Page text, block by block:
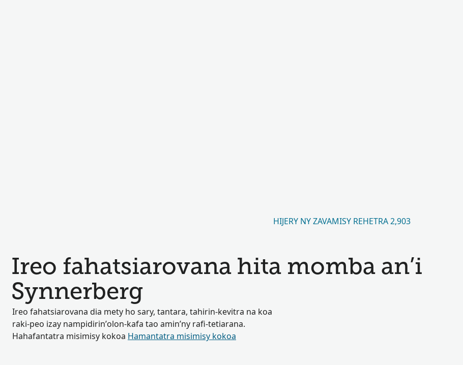
HIJERY NY ZAVAMISY REHETRA 2,903
Ireo fahatsiarovana hita momba an’i
Synnerberg
Ireo fahatsiarovana dia mety ho sary, tantara, tahirin-kevitra na koa
raki-peo izay nampidirin’olon-kafa tao amin’ny rafi-tetiarana.
Hahafantatra misimisy kokoa Hamantatra misimisy kokoa